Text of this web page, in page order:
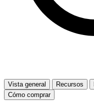
Vista general Recursos
Cómo comprar